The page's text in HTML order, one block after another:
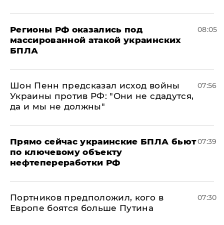
Регионы РФ оказались под
массированной атакой украинских
БПЛА
08:05
Шон Пенн предсказал исход войны
Украины против РФ: "Они не сдадутся,
да и мы не должны"
07:56
Прямо сейчас украинские БПЛА бьют
по ключевому объекту
нефтепереработки РФ
07:39
Портников предположил, кого в
Европе боятся больше Путина
07:30